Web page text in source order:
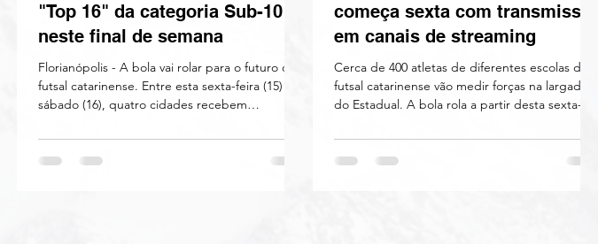
"Top 16" da categoria Sub-10
neste final de semana
Florianópolis - A bola vai rolar para o futuro do
futsal catarinense. Entre esta sexta-feira (15) e
sábado (16), quatro cidades recebem
Campeonato Catarinense Sub-10. A rodada é
determinante: ao fim dos confrontos, serão
começa sexta com
em canais de streaming
Cerca de 400 atletas de diferentes escolas do
futsal catarinense vão medir forças na largada
do Estadual. A bola rola a partir desta sexta-
Catarinense de Futsal Sub-10. O torneio, que
reúne 20 equipes em busca do título estadual,